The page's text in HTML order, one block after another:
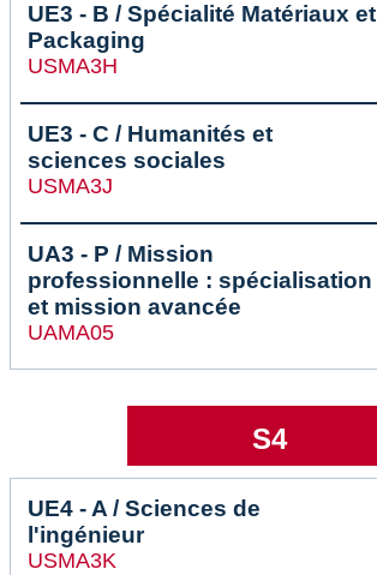
UE3 - B / Spécialité Matériaux et
Packaging
USMA3H
UE3 - C / Humanités et
sciences sociales
USMA3J
UA3 - P / Mission
professionnelle : spécialisation
et mission avancée
UAMA05
S4
UE4 - A / Sciences de
l'ingénieur
USMA3K